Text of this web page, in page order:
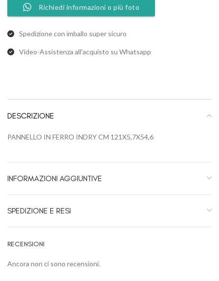
Richiedi informazioni o più foto
Spedizione con imballo super sicuro
Video-Assistenza all'acquisto su Whatsapp
DESCRIZIONE
PANNELLO IN FERRO INDRY CM 121X5,7X54,6
INFORMAZIONI AGGIUNTIVE
SPEDIZIONE E RESI
RECENSIONI
Ancora non ci sono recensioni.